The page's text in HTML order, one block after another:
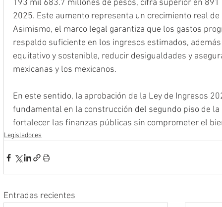
193 mil 683.7 millones de pesos, cifra superior en
2025. Este aumento representa un crecimiento real de
Asimismo, el marco legal garantiza que los gastos
respaldo suficiente en los ingresos estimados,
equitativo y sostenible, reducir desigualdades y
mexicanas y los mexicanos.
En este sentido, la aprobación de la Ley de Ingresos
fundamental en la construcción del segundo piso de
fortalecer las finanzas públicas sin comprometer el
Legisladores
Entradas recientes